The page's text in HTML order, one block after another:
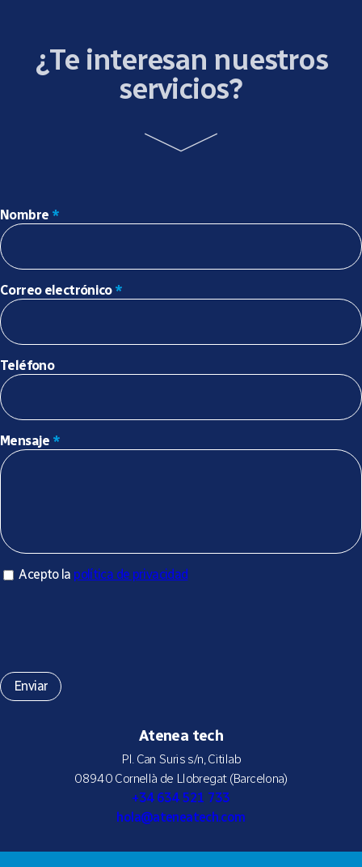
¿Te interesan nuestros
servicios?
Atenea tech
Pl. Can Suris s/n, Citilab
08940 Cornellà de Llobregat (Barcelona)
+34 634 521 733
hola@ateneatech.com
Nombre *
Correo electrónico *
Teléfono
Mensaje *
Acepto la política de privacidad
Acepto la política de privacidad